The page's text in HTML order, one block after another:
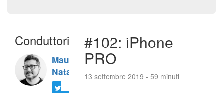
Conduttori
Maurizio
Natali
#102: iPhone
PRO
13 settembre 2019 - 59 minuti